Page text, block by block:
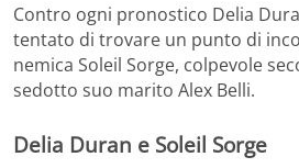
Contro ogni pronostico Delia
tentato di trovare un punto di
nemica Soleil Sorge, colpevole
sedotto suo marito Alex Belli.
Delia Duran e Soleil Sorge